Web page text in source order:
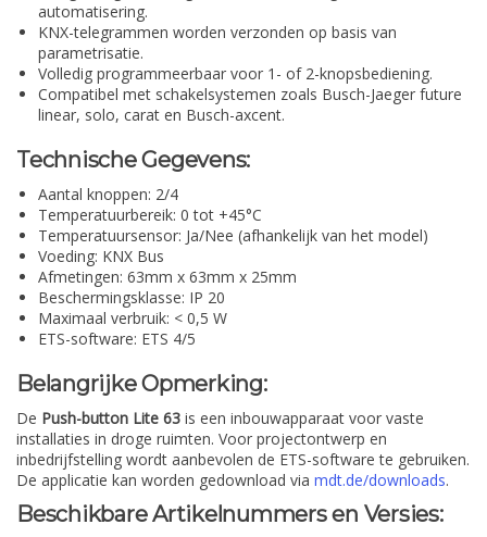
automatisering.
KNX-telegrammen worden verzonden op basis van
parametrisatie.
Volledig programmeerbaar voor 1- of 2-knopsbediening.
Compatibel met schakelsystemen zoals Busch-Jaeger future
linear, solo, carat en Busch-axcent.
Technische Gegevens:
Aantal knoppen: 2/4
Temperatuurbereik: 0 tot +45°C
Temperatuursensor: Ja/Nee (afhankelijk van het model)
Voeding: KNX Bus
Afmetingen: 63mm x 63mm x 25mm
Beschermingsklasse: IP 20
Maximaal verbruik: < 0,5 W
ETS-software: ETS 4/5
Belangrijke Opmerking:
De Push-button Lite 63 is een inbouwapparaat voor vaste
installaties in droge ruimten. Voor projectontwerp en
inbedrijfstelling wordt aanbevolen de ETS-software te gebruiken.
De applicatie kan worden gedownload via mdt.de/downloads.
Beschikbare Artikelnummers en Versies: